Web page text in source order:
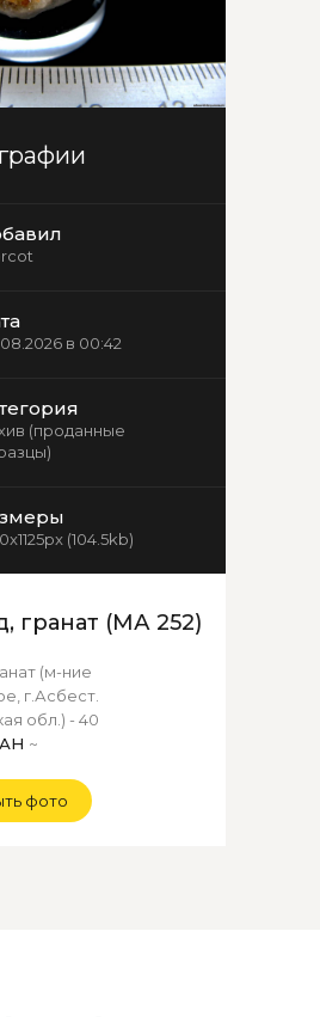
в 00:42
(проданные
(104.5kb)
гранат (МА 252)
(м-ние
г.Асбест.
обл.) - 40
~
фото